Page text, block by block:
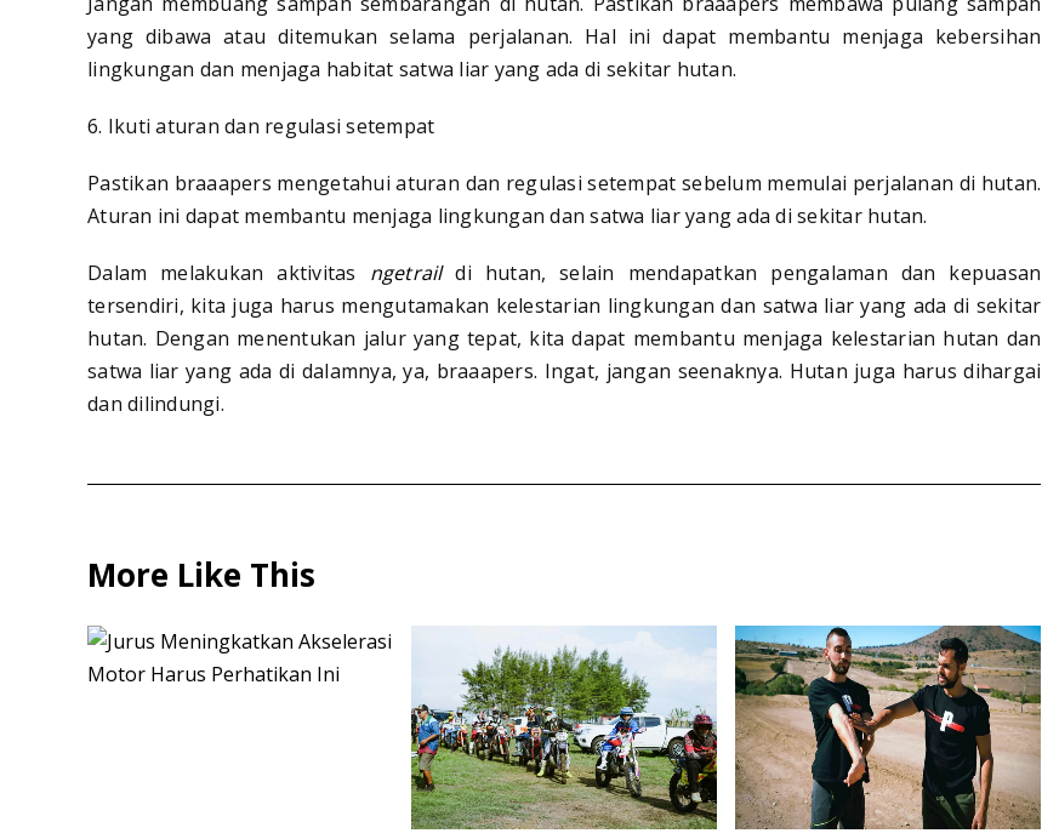
yang dibawa atau ditemukan selama perjalanan. Hal ini dapat membantu menjaga kebersihan
lingkungan dan menjaga habitat satwa liar yang ada di sekitar hutan.
6. Ikuti aturan dan regulasi setempat
Pastikan braaapers mengetahui aturan dan regulasi setempat sebelum memulai perjalanan di hutan.
Aturan ini dapat membantu menjaga lingkungan dan satwa liar yang ada di sekitar hutan.
Dalam melakukan aktivitas ngetraildi hutan, selain mendapatkan pengalaman dan kepuasan
tersendiri, kita juga harus mengutamakan kelestarian lingkungan dan satwa liar yang ada di sekitar
hutan. Dengan menentukan jalur yang tepat, kita dapat membantu menjaga kelestarian hutan dan
satwa liar yang ada di dalamnya, ya, braaapers. Ingat, jangan seenaknya. Hutan juga harus dihargai
dan dilindungi.
More Like This